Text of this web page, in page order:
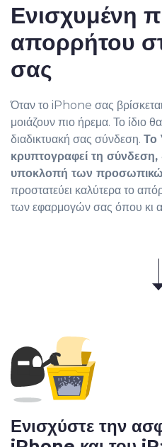
Ενισχυμένη
απορρήτου
σας
Όταν το iPhone σας
μοιάζουν πιο ήρεμα. Το ίδιο
διαδικτυακή σας σύνδεση. Το
κρυπτογραφεί τη σύνδεση,
υποκλοπή των
προστατεύει καλύτερα το
των εφαρμογών σας όπου κι
Ενισχύστε την